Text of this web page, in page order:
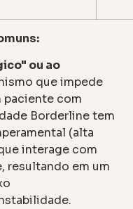
ou ao
que impede
paciente com
Borderline tem
(alta
interage com
resultando em um